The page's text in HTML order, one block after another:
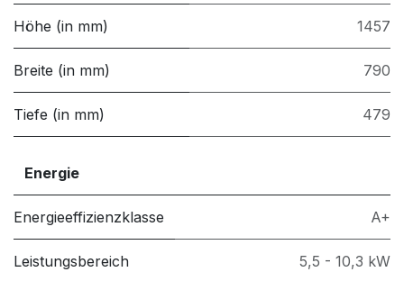
Höhe (in mm) 1457
Breite (in mm) 790
Tiefe (in mm) 479
Energie
Energieeffizienzklasse A+
Leistungsbereich 5,5 - 10,3 kW